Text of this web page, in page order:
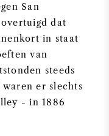
San
dat
in staat
van
steeds
er slechts
- in 1886